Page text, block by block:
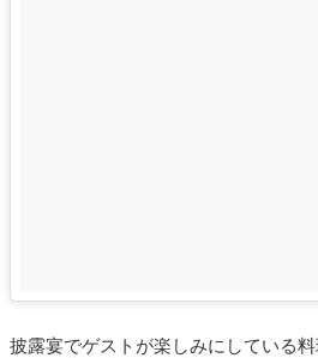
披露宴でゲストが楽しみにしている